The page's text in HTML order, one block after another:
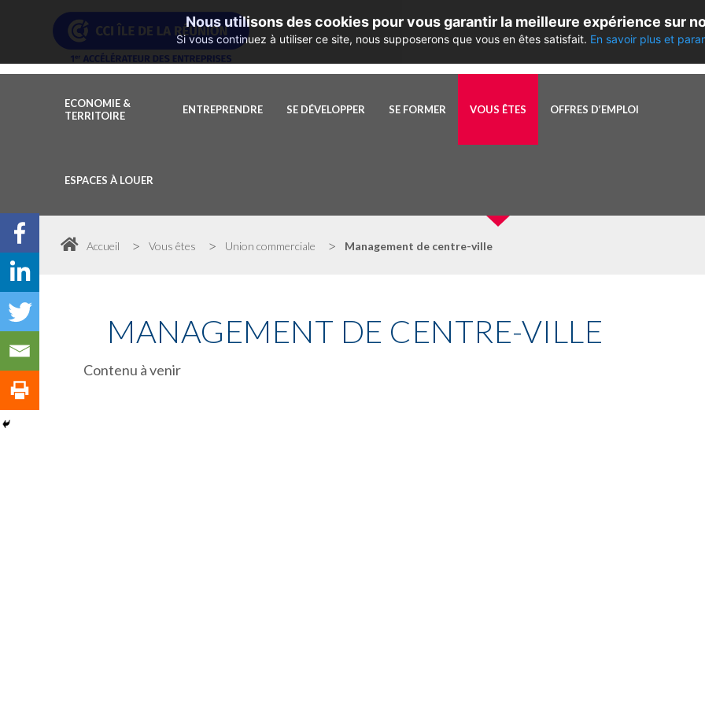
ECONOMIE &
TERRITOIRE
ENTREPRENDRE SE DÉVELOPPER SE FORMER VOUS ÊTES OFFRES D’EMPLOI
ESPACES À LOUER
Accueil > Vous êtes > Union commerciale > Management de centre-ville
MANAGEMENT DE CENTRE-VILLE
Contenu à venir
Nous utilisons des cookies pour vous garantir la meilleure expérience sur
Si vous continuez à utiliser ce site, nous supposerons que vous en êtes satisfait. En savoir plus et